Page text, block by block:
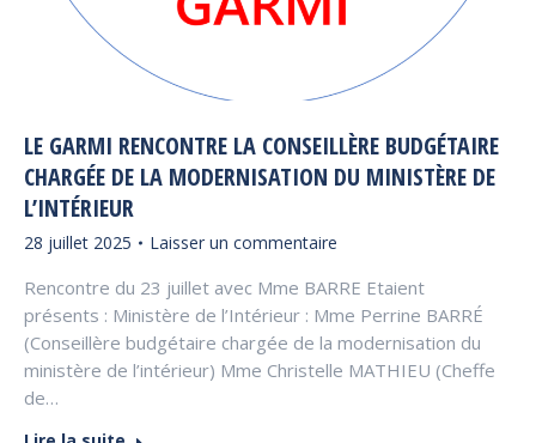
LE GARMI RENCONTRE LA CONSEILLÈRE BUDGÉTAIRE
CHARGÉE DE LA MODERNISATION DU MINISTÈRE DE
L’INTÉRIEUR
28 juillet 2025 Laisser un commentaire
Rencontre du 23 juillet avec Mme BARRE Etaient
présents : Ministère de l’Intérieur : Mme Perrine BARRÉ
(Conseillère budgétaire chargée de la modernisation du
ministère de l’intérieur) Mme Christelle MATHIEU (Cheffe
de…